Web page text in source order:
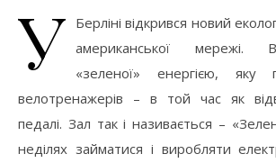
У
Берліні відкрився новий
американської мережі.
«зеленої» енергією, яку
велотренажерів – в той час як
педалі. Зал так і називається –
неділях займатися і виробляти